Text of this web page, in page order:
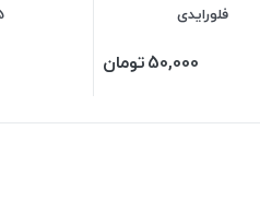
فلورایدی
50,000تومان
5